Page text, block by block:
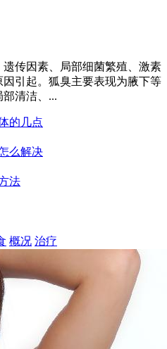
传因素、局部细菌繁殖、激素
引起。狐臭主要表现为腋下等
清洁、...
的几点
么解决
法
概况 治疗